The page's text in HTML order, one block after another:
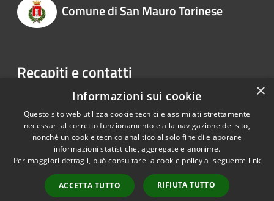
Comune di San Mauro Torinese
Recapiti e contatti
Via Martiri della Libertà, 150
Telefono:
0118228011
Accessibilità
Copyright © 2026 • Comune di
San Mauro Torinese • Powered
byMunicipium
Accesso
redazione
×
Informazioni sui cookie
Questo sito web utilizza cookie tecnici e assimilati strettamente
necessari al corretto funzionamento e alla navigazione del sito,
nonché un cookie tecnico analitico al solo fine di elaborare
informazioni statistiche, aggregate e anonime.
Per maggiori dettagli, può consultare la cookie policy al seguente link
ACCETTA TUTTO RIFIUTA TUTTO